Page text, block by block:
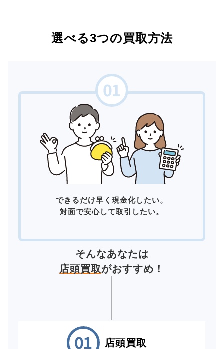
選べる3つの買取方法
できるだけ早く現金化したい。
対面で安心して取引したい。
そんなあなたは
店頭買取がおすすめ！
店頭買取